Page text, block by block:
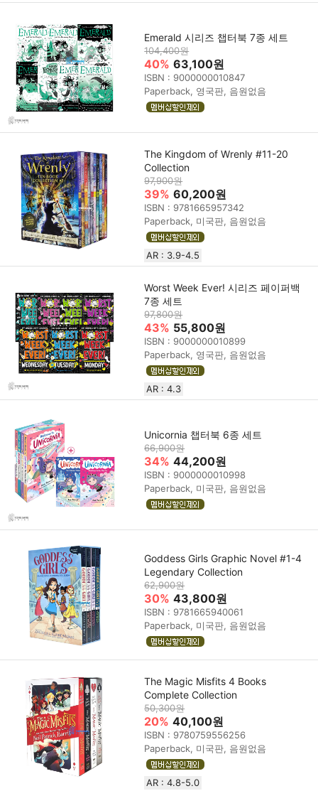
Emerald 시리즈 챕터북 7종 세트
104,400원
40% 63,100원
ISBN : 9000000010847
Paperback, 영국판, 음원없음
The Kingdom of Wrenly #11-20
Collection
97,900원
39% 60,200원
ISBN : 9781665957342
Paperback, 미국판, 음원없음
AR : 3.9-4.5
Worst Week Ever! 시리즈 페이퍼백
7종 세트
97,800원
43% 55,800원
ISBN : 9000000010899
Paperback, 영국판, 음원없음
AR : 4.3
Unicornia 챕터북 6종 세트
66,900원
34% 44,200원
ISBN : 9000000010998
Paperback, 미국판, 음원없음
Goddess Girls Graphic Novel #1-4
Legendary Collection
62,900원
30% 43,800원
ISBN : 9781665940061
Paperback, 미국판, 음원없음
The Magic Misfits 4 Books
Complete Collection
50,300원
20% 40,100원
ISBN : 9780759556256
Paperback, 미국판, 음원없음
AR : 4.8-5.0